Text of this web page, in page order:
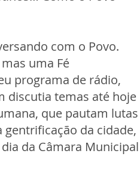
com o Povo.
uma Fé
programa de rádio,
discutia temas até hoje
que pautam lutas
da cidade,
da Câmara Municipal